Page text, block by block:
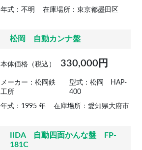
年式：不明 在庫場所：東京都墨田区
松岡 自動カンナ盤
本体価格（税込） 330,000円
メーカー：松岡鉄
工所
型式：松岡 HAP-
400
年式：1995 年 在庫場所：愛知県大府市
IIDA 自動四面かんな盤 FP-
181C